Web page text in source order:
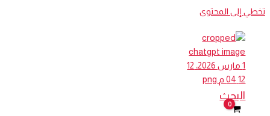
تخطي إلى المحتوى
البحث